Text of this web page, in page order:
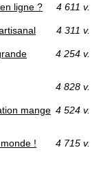
ligne ? 4 611 v.
4 311 v.
4 254 v.
4 828 v.
mange 4 524 v.
! 4 715 v.